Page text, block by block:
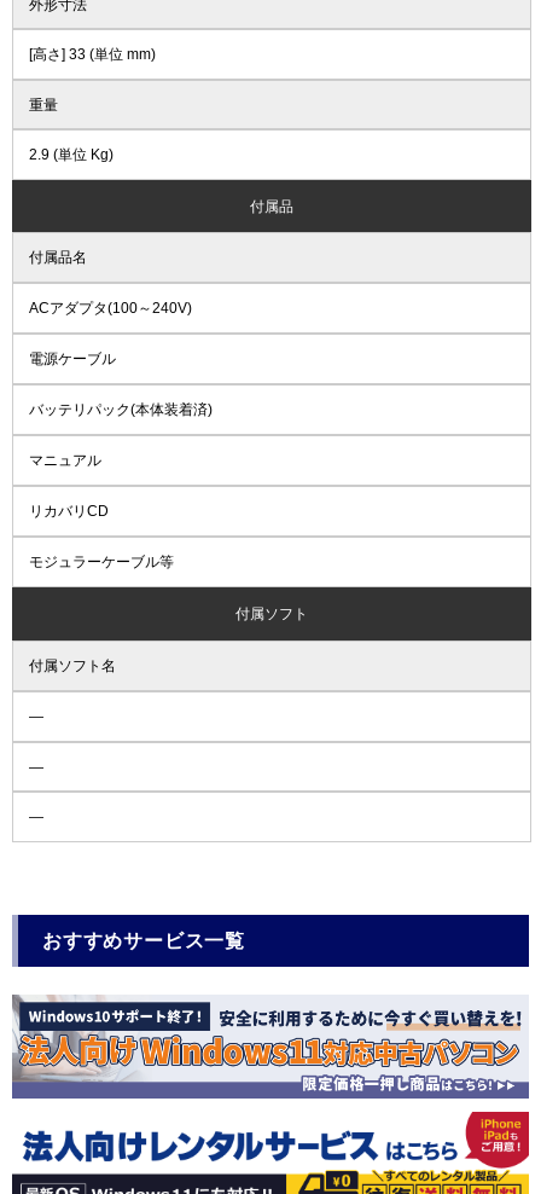
外形寸法
[高さ] 33 (単位 mm)
重量
2.9 (単位 Kg)
付属品
付属品名
ACアダプタ(100～240V)
電源ケーブル
バッテリパック(本体装着済)
マニュアル
リカバリCD
モジュラーケーブル等
付属ソフト
付属ソフト名
―
―
―
おすすめサービス一覧